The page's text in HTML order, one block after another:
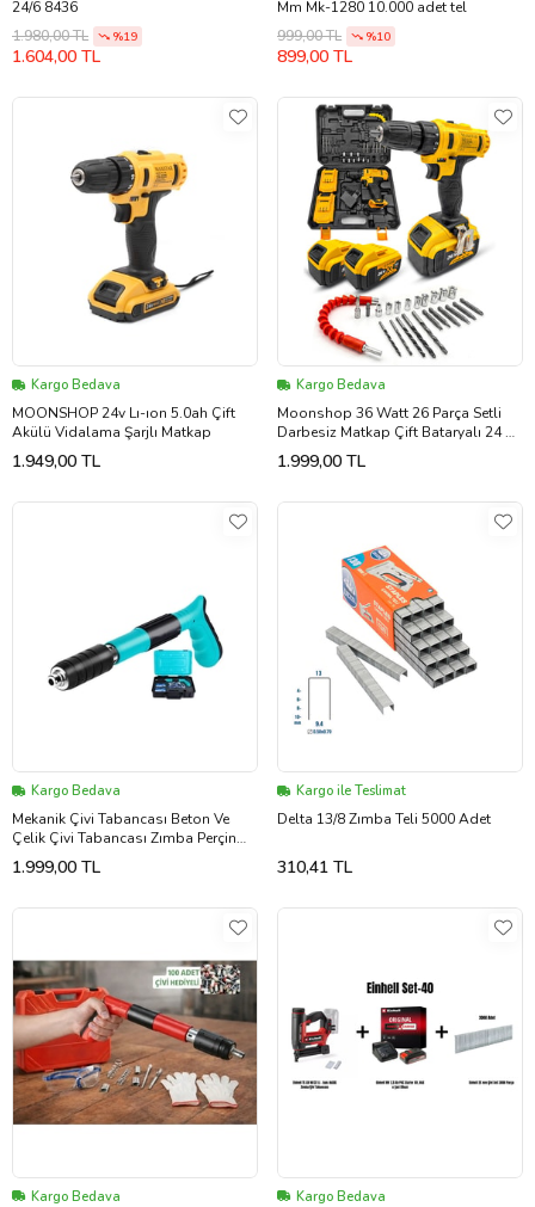
24/6 8436
1.980,00 TL
%19
1.604,00 TL
Mm Mk-1280 10.000 adet tel
999,00 TL
%10
899,00 TL
Kargo Bedava
MOONSHOP 24v Lı-ıon 5.0ah Çift
Akülü Vidalama Şarjlı Matkap
1.949,00 TL
Kargo Bedava
Moonshop 36 Watt 26 Parça Setli
Darbesiz Matkap Çift Bataryalı 24 Ay
Garantili Ürün...
1.999,00 TL
Kargo Bedava
Mekanik Çivi Tabancası Beton Ve
Çelik Çivi Tabancası Zımba Perçin
Tabancası
1.999,00 TL
Kargo ile Teslimat
Delta 13/8 Zımba Teli 5000 Adet
310,41 TL
Kargo Bedava Kargo Bedava